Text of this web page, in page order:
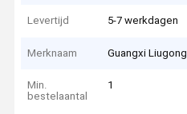
Levertijd 5-7 werkdagen
Merknaam Guangxi Liugong
Min.
bestelaantal
1